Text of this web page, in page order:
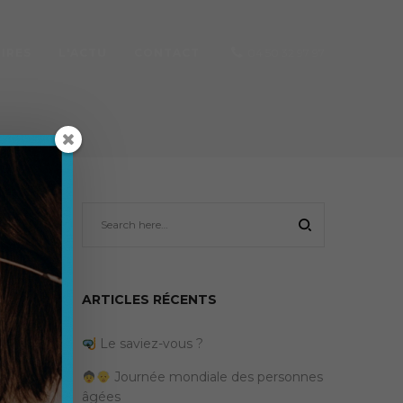
ARTICLES RÉCENTS
Le saviez-vous ?
Journée mondiale des personnes
âgées